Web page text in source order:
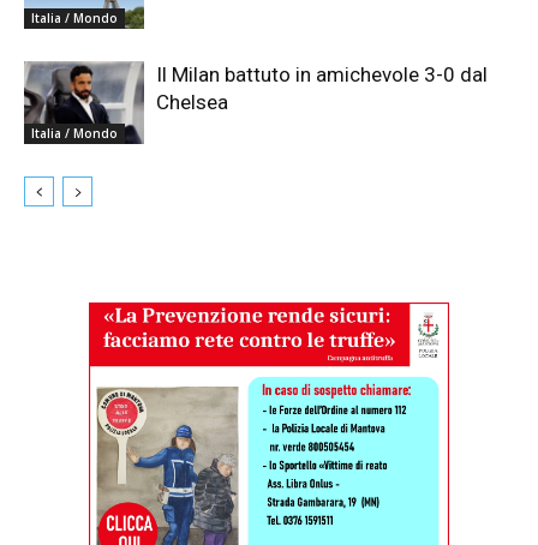
Italia / Mondo
Italia / Mondo
Il Milan battuto in amichevole 3-0 dal
Chelsea